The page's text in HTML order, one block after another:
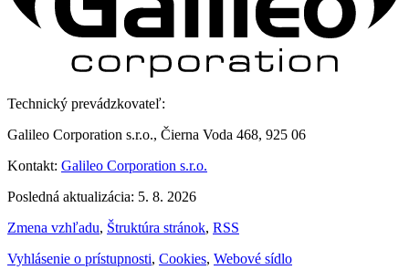
Technický prevádzkovateľ:
Galileo Corporation s.r.o., Čierna Voda 468, 925 06
Kontakt: Galileo Corporation s.r.o.
Posledná aktualizácia: 5. 8. 2026
Zmena vzhľadu, Štruktúra stránok, RSS
Vyhlásenie o prístupnosti, Cookies, Webové sídlo